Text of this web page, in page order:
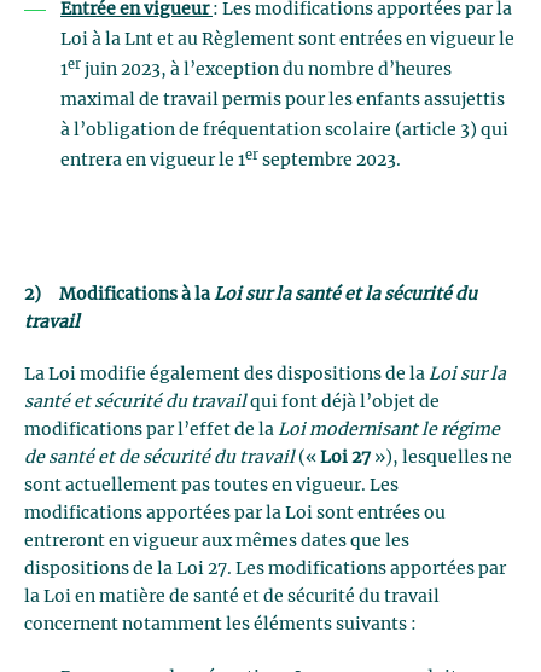
Entrée en vigueur : Les modifications apportées par la
Loi à la Lnt et au Règlement sont entrées en vigueur le
1er juin 2023, à l’exception du nombre d’heures
maximal de travail permis pour les enfants assujettis
à l’obligation de fréquentation scolaire (article 3) qui
entrera en vigueur le 1er septembre 2023.
2) Modifications à la Loi sur la santé et la sécurité du
travail
La Loi modifie également des dispositions de la Loi sur la
santé et sécurité du travailqui font déjà l’objet de
modifications par l’effet de la Loi modernisant le régime
de santé et de sécurité du travail (« Loi 27 »), lesquelles ne
sont actuellement pas toutes en vigueur. Les
modifications apportées par la Loi sont entrées ou
entreront en vigueur aux mêmes dates que les
dispositions de la Loi 27. Les modifications apportées par
la Loi en matière de santé et de sécurité du travail
concernent notamment les éléments suivants :